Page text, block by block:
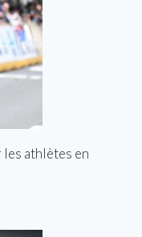
athlètes en